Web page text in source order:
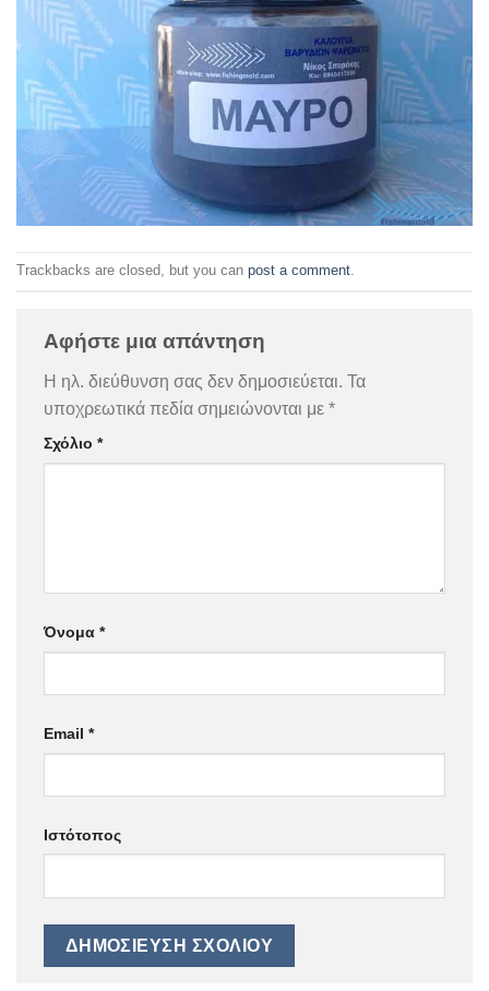
Trackbacks are closed, but you can post a comment
Αφήστε μια απάντηση
Η ηλ. διεύθυνση σας δεν δημοσιεύεται. Τα
υποχρεωτικά πεδία σημειώνονται με *
Σχόλιο *
Όνομα *
Email *
Ιστότοπος